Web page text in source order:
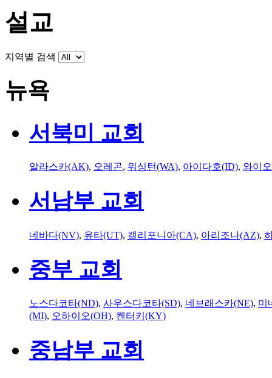
설교
지역별 검색
뉴욕
서북미 교회
알라스카(AK), 오레곤, 워싱턴(WA), 아이다호(ID), 와이
서남부 교회
네바다(NV), 유타(UT), 캘리포니아(CA), 아리조나(AZ),
중부 교회
노스다코타(ND), 사우스다코타(SD), 네브래스카(NE), 미
(MI), 오하이오(OH), 켄터키(KY)
중남부 교회